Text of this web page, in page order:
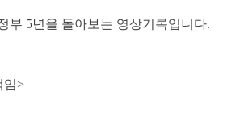
부 5년을 돌아보는 영상기록입니다.
임>